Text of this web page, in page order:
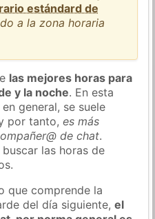
estándard de
a la zona horaria
las mejores horas para
y la noche. En esta
general, se suele
por tanto,es más
de chat.
las horas de
que comprende la
del día siguiente,el